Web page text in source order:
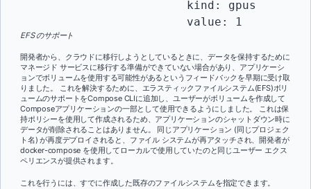
                        value: 1
EFS のサポート
開発者から、クラウドに移行しようとしているときに、データを保持するために
マネージド サービスに移行する準備ができていない場合があり、アプリケーシ
ョンでボリュームを使用する可能性があるというフィードバックを早期に受け取
りました。 これを解決するために、エラスティックファイルシステム(EFS)ボリ
ュームのサポートをCompose CLIに追加し、ユーザーがボリュームを作成して
Composeアプリケーションの一部として使用できるようにしました。 これは保
持ポリシーを使用して作成されるため、アプリケーションのシャットダウン時に
データが削除されることはありません。 同じアプリケーション (同じプロジェク
ト名) が再度デプロイされると、ファイル システムが再アタッチされ、開発者が
docker-compose を使用してローカルで使用していたのと同じユーザー エクス
ペリエンスが提供されます。
これを行うには、すでに作成した既存のファイルシステムを指定できます。